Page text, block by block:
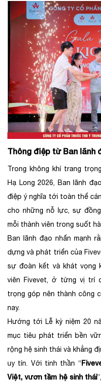
Thông điệp từ Ban lãnh
Trong không khí trang
Hạ Long 2026, Ban lãnh
điệp ý nghĩa tới toàn thể
cho những nỗ lực, sự
mỗi thành viên trong suốt
Ban lãnh đạo nhấn mạnh
dựng và phát triển của
sự đoàn kết và khát vọng
viên Fivevet, ở từng vị trí
trọng góp nên thành công
nay.
Hướng tới Lễ kỷ niệm 20
mục tiêu phát triển bền
rộng hệ sinh thái và khẳng
uy tín. Với tinh thần “
Việt, vươn tầm hệ sinh thái